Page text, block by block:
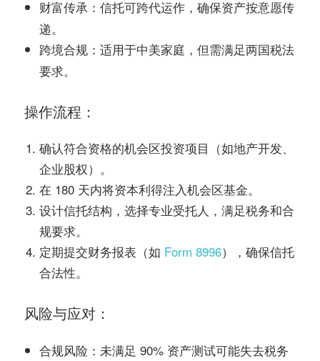
财富传承 ：信托可跨代运作，确保资产按意愿传
递。
跨境合规 ：适用于中美家庭，但需满足两国税法
要求。
操作流程：
确认符合资格的机会区投资项目（如地产开发、
企业股权）。
在 180 天内将资本利得注入机会区基金。
设计信托结构，选择专业受托人，满足税务和合
规要求。
定期提交财务报表（如 Form 8996），确保信托
合法性。
风险与应对：
合规风险 ：未满足 90% 资产测试可能失去税务